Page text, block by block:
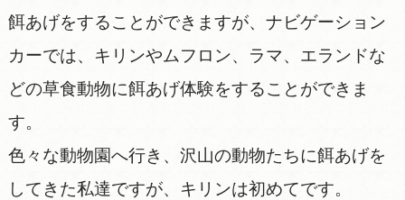
餌あげをすることができますが、ナビゲーション
カーでは、キリンやムフロン、ラマ、エランドな
どの草食動物に餌あげ体験をすることができま
す。
色々な動物園へ行き、沢山の動物たちに餌あげを
してきた私達ですが、キリンは初めてです。